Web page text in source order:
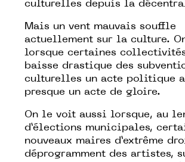
culturelles depuis la
Mais un vent mauvais souffle
actuellement sur la culture.
lorsque certaines
baisse drastique des
culturelles un acte politique
presque un acte de gloire.
On le voit aussi lorsque, au
d’élections municipales,
nouveaux maires d’extrême
déprogramment des artistes,